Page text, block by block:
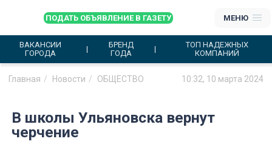
ПОДАТЬ ОБЪЯВЛЕНИЕ В ГАЗЕТУ МЕНЮ
ВАКАНСИИ
ГОРОДА
БРЕНД
ГОДА
ТОП НАДЕЖНЫХ
КОМПАНИЙ
Главная Новости ОБЩЕСТВО 10:32, 10 марта 2024
В школы Ульяновска вернут
черчение